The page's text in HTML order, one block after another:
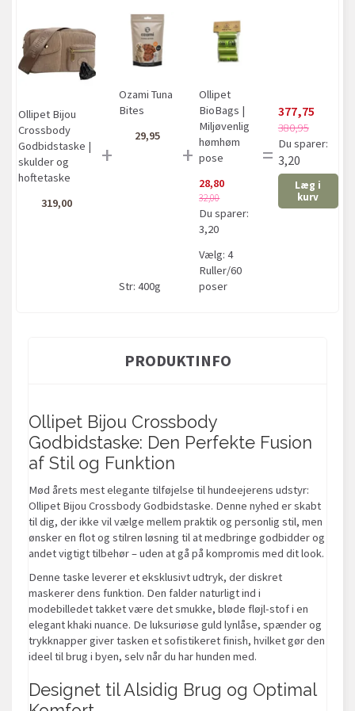
Ollipet Bijou
Crossbody
Godbidstaske |
skulder og
hoftetaske
319,00
+
Ozami Tuna
Bites
29,95
Str: 400g
+
Ollipet
BioBags |
Miljøvenlig
hømhøm
pose
28,80
32,00
Du sparer:
3,20
Vælg: 4
Ruller/60
poser
=
377,75
380,95
Du sparer:
3,20
Læg i
kurv
PRODUKTINFO
Ollipet Bijou Crossbody
Godbidstaske: Den Perfekte Fusion
af Stil og Funktion
Mød årets mest elegante tilføjelse til hundeejerens udstyr:
Ollipet Bijou Crossbody Godbidstaske. Denne nyhed er skabt
til dig, der ikke vil vælge mellem praktik og personlig stil, men
ønsker en flot og stilren løsning til at medbringe godbidder og
andet vigtigt tilbehør – uden at gå på kompromis med dit look.
Denne taske leverer et eksklusivt udtryk, der diskret
maskerer dens funktion. Den falder naturligt ind i
modebilledet takket være det smukke, bløde fløjl-stof i en
elegant khaki nuance. De luksuriøse guld lynlåse, spænder og
trykknapper giver tasken et sofistikeret finish, hvilket gør den
ideel til brug i byen, selv når du har hunden med.
Designet til Alsidig Brug og Optimal